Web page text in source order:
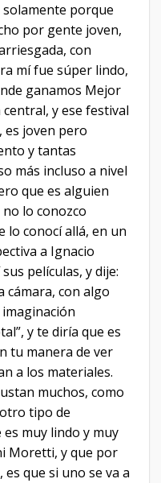
porque
por gente joven,
con
mí fue súper lindo,
ganamos Mejor
y ese festival
es joven pero
y tantas
más incluso a nivel
que es alguien
lo conozco
lo conocí allá, en un
a Ignacio
películas, y dije:
cámara, con algo
y te diría que es
tu manera de ver
a los materiales.
muchos, como
tipo de
muy lindo y muy
Moretti, y que por
que si uno se va a